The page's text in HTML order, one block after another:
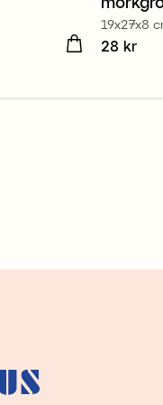
19x27x8
Pris:28
28 kr